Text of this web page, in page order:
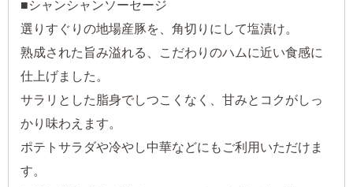
■シャンシャンソーセージ
選りすぐりの地場産豚を、角切りにして塩漬け。
熟成された旨み溢れる、こだわりのハムに近い食感に
仕上げました。
サラリとした脂身でしつこくなく、甘みとコクがしっ
かり味わえます。
ポテトサラダや冷やし中華などにもご利用いただけま
す。